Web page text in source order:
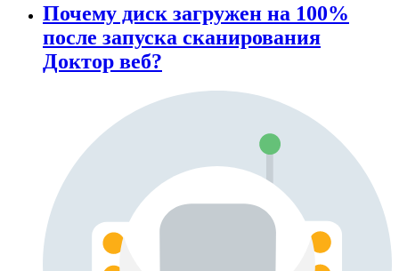
Почему диск загружен на 100%
после запуска сканирования
Доктор веб?